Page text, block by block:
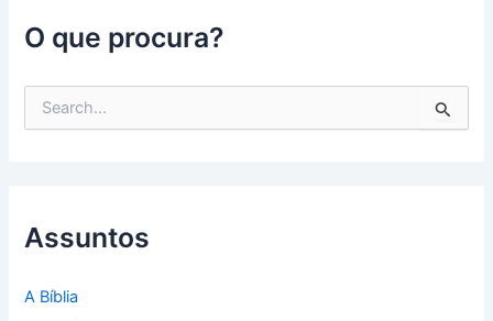
O que procura?
s
a
p
Assuntos
A Bíblia